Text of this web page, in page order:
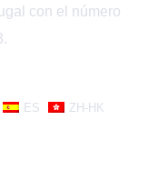
con el número
ES ZH-HK